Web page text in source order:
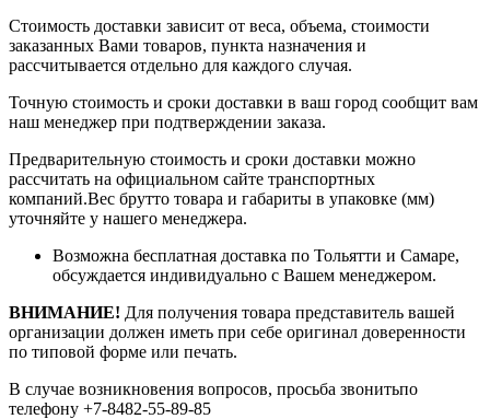
Стоимость доставки зависит от веса, объема, стоимости
заказанных Вами товаров, пункта назначения и
рассчитывается отдельно для каждого случая.
Точную стоимость и сроки доставки в ваш город сообщит вам
наш менеджер при подтверждении заказа.
Предварительную стоимость и сроки доставки можно
рассчитать на официальном сайте транспортных
компаний.Вес брутто товара и габариты в упаковке (мм)
уточняйте у нашего менеджера.
Возможна бесплатная доставка по Тольятти и Самаре,
обсуждается индивидуально с Вашем менеджером.
ВНИМАНИЕ! Для получения товара представитель вашей
организации должен иметь при себе оригинал доверенности
по типовой форме или печать.
В случае возникновения вопросов, просьба звонитьпо
телефону +7-8482-55-89-85